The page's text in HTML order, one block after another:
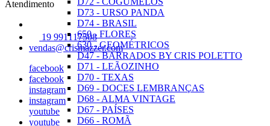
D73 - URSO PANDA
D74 - BRASIL
650 - FLORES
630 - GEOMÉTRICOS
D47 - BARRADOS BY CRIS POLETTO
D71 - LEÃOZINHO
D70 - TEXAS
D69 - DOCES LEMBRANÇAS
D68 - ALMA VINTAGE
D67 - PAÍSES
D66 - ROMÃ
Atendimento
19 991117508
vendas@crismazzer.com
facebook
facebook
instagram
instagram
youtube
youtube